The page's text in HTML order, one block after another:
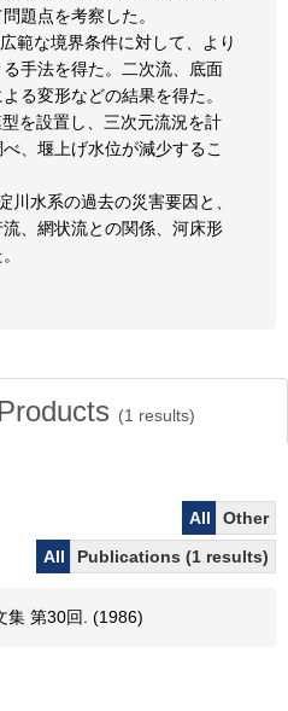
題点を考察した。
範な境界条件に対して、より
手法を得た。二次流、底面
る変形などの結果を得た。
を設置し、三次元流況を計
、堰上げ水位が減少するこ
川水系の過去の災害要因と、
、網状流との関係、河床形
(1 results)
All
Other
All
Publications (1 results)
集 第30回. (1986)